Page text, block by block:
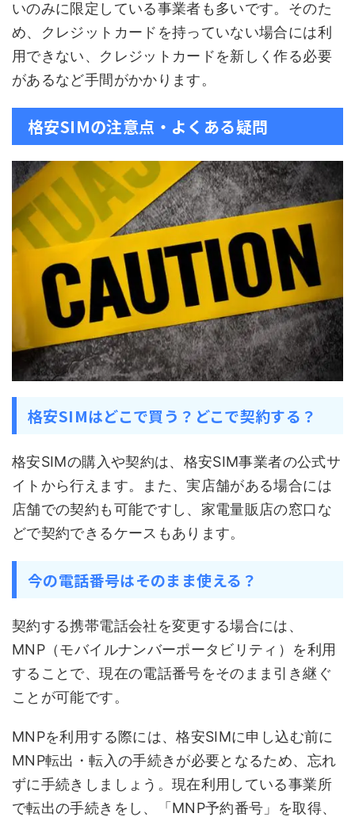
いのみに限定している事業者も多いです。そのた
め、クレジットカードを持っていない場合には利
用できない、クレジットカードを新しく作る必要
があるなど手間がかかります。
格安SIMの注意点・よくある疑問
格安SIMはどこで買う？どこで契約する？
格安SIMの購入や契約は、格安SIM事業者の公式サ
イトから行えます。また、実店舗がある場合には
店舗での契約も可能ですし、家電量販店の窓口な
どで契約できるケースもあります。
今の電話番号はそのまま使える？
契約する携帯電話会社を変更する場合には、
MNP（モバイルナンバーポータビリティ）を利用
することで、現在の電話番号をそのまま引き継ぐ
ことが可能です。
MNPを利用する際には、格安SIMに申し込む前に
MNP転出・転入の手続きが必要となるため、忘れ
ずに手続きしましょう。現在利用している事業所
で転出の手続きをし、「MNP予約番号」を取得、